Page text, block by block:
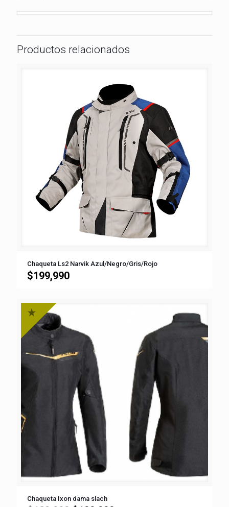
Productos relacionados
Chaqueta Ls2 Narvik Azul/Negro/Gris/Rojo
$199,990
Chaqueta Ixon dama slach